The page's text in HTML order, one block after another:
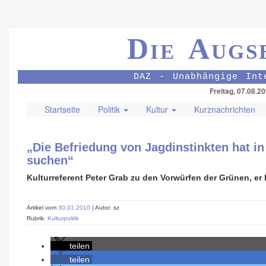
Die
DAZ - Unabhängige
Freitag,
Startseite Politik Kultur Kurznachrichten
„Die Befriedung von Jagdinstinkten hat
suchen“
Kulturreferent Peter Grab zu den Vorwürfen der Grünen,
Artikel vom 30.01.2010 | Autor: sz
Rubrik: Kulturpolitik
teilen
teilen